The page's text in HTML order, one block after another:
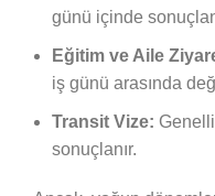
günü içinde
Eğitim ve Aile
iş günü arasında
Transit Vize:
sonuçlanır.